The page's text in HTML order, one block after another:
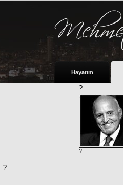
Hayatım
?
?
?